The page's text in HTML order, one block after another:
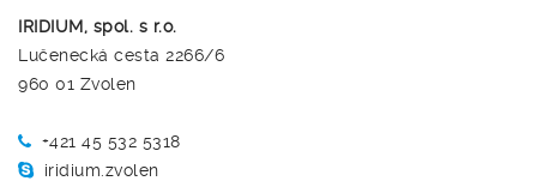
IRIDIUM, spol. s r.o.
Lučenecká cesta 2266/6
960 01 Zvolen
+421 45 532 5318
iridium.zvolen